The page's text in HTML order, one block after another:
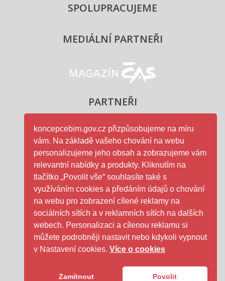
SPOLUPRACUJEME
MEDIÁLNÍ PARTNEŘI
Magazín ČAS - logo
PARTNEŘI
Ministerstvo průmyslu a
ČAS - logo
SFDI- logo
koncepcebim.gov.cz přizpůsobujeme na míru
vám. Na základě vašeho chování na webu
personalizujeme jeho obsah a zobrazujeme vám
relevantní nabídky a produkty. Kliknutím na
tlačítko „Povolit vše“ souhlasíte také s
využíváním cookies a předáním údajů o chování
na webu pro zobrazení cílené reklamy na
sociálních sítích a v reklamních sítích na dalších
webech. Personalizaci a cílenou reklamu si
můžete podrobněji nastavit nebo kdykoli vypnout
v Nastavení cookies.Více o cookies
Zamítnout Povolit